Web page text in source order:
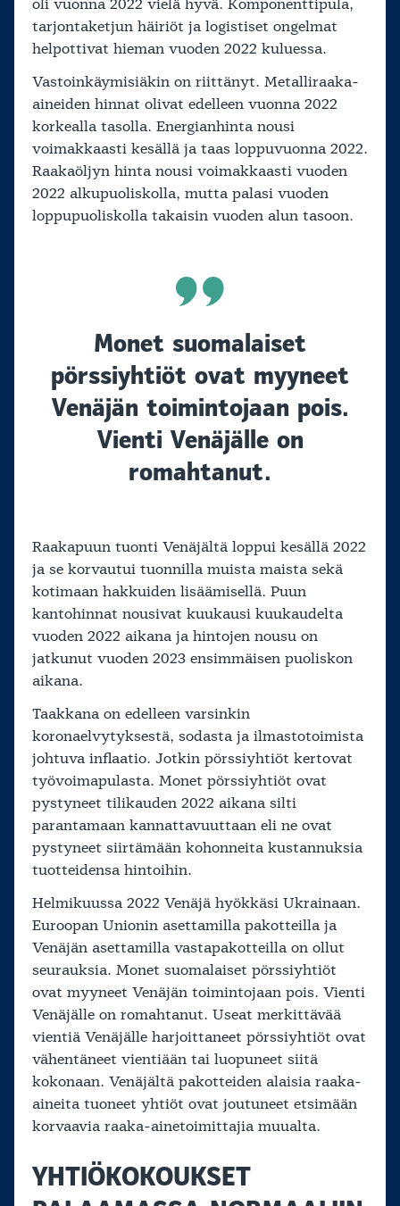
oli vuonna 2022 vielä hyvä. Komponenttipula,
tarjontaketjun häiriöt ja logistiset ongelmat
helpottivat hieman vuoden 2022 kuluessa.
Vastoinkäymisiäkin on riittänyt. Metalliraaka-
aineiden hinnat olivat edelleen vuonna 2022
korkealla tasolla. Energianhinta nousi
voimakkaasti kesällä ja taas loppuvuonna 2022.
Raakaöljyn hinta nousi voimakkaasti vuoden
2022 alkupuoliskolla, mutta palasi vuoden
loppupuoliskolla takaisin vuoden alun tasoon.
Monet suomalaiset
pörssiyhtiöt ovat myyneet
Venäjän toimintojaan pois.
Vienti Venäjälle on
romahtanut.
Raakapuun tuonti Venäjältä loppui kesällä 2022
ja se korvautui tuonnilla muista maista sekä
kotimaan hakkuiden lisäämisellä. Puun
kantohinnat nousivat kuukausi kuukaudelta
vuoden 2022 aikana ja hintojen nousu on
jatkunut vuoden 2023 ensimmäisen puoliskon
aikana.
Taakkana on edelleen varsinkin
koronaelvytyksestä, sodasta ja ilmastotoimista
johtuva inflaatio. Jotkin pörssiyhtiöt kertovat
työvoimapulasta. Monet pörssiyhtiöt ovat
pystyneet tilikauden 2022 aikana silti
parantamaan kannattavuuttaan eli ne ovat
pystyneet siirtämään kohonneita kustannuksia
tuotteidensa hintoihin.
Helmikuussa 2022 Venäjä hyökkäsi Ukrainaan.
Euroopan Unionin asettamilla pakotteilla ja
Venäjän asettamilla vastapakotteilla on ollut
seurauksia. Monet suomalaiset pörssiyhtiöt
ovat myyneet Venäjän toimintojaan pois. Vienti
Venäjälle on romahtanut. Useat merkittävää
vientiä Venäjälle harjoittaneet pörssiyhtiöt ovat
vähentäneet vientiään tai luopuneet siitä
kokonaan. Venäjältä pakotteiden alaisia raaka-
aineita tuoneet yhtiöt ovat joutuneet etsimään
korvaavia raaka-ainetoimittajia muualta.
YHTIÖKOKOUKSET